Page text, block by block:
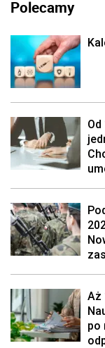
Polecamy
Aż
po